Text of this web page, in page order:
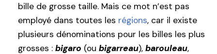
bille de grosse taille. Mais ce mot n’est pas
employé dans toutes les régions, car il existe
plusieurs dénominations pour les billes les plus
grosses : bigaro (ou bigarreau), barouleau,